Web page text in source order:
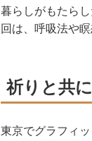
暮らしがもたら
回は、呼吸法や
祈りと共
東京でグラフィ